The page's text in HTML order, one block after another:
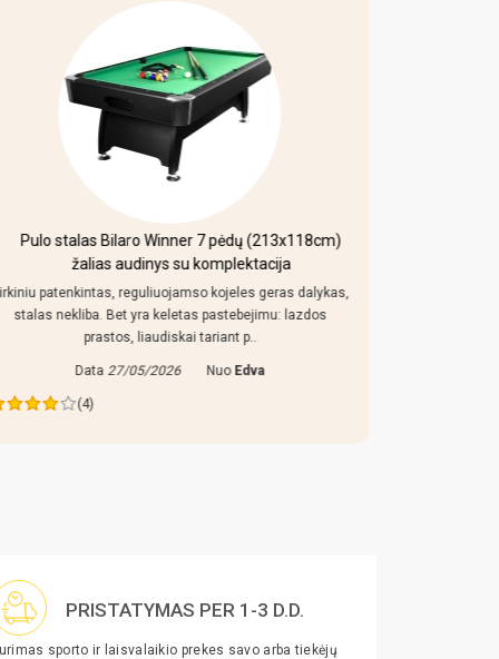
Pulo stalas Bilaro Winner 7 pėdų (213x118cm)
žalias audinys su komplektacija
patenkintas, reguliuojamso kojeles geras dalykas,
stalas nekliba. Bet yra keletas pastebejimu: lazdos
prastos, liaudiskai tariant p..
Data 27/05/2026 Nuo Edva
(4)
PRISTATYMAS PER 1-3 D.D.
sporto ir laisvalaikio prekes savo arba tiekėjų